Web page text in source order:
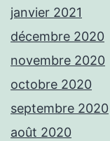
janvier 2021
décembre 2020
novembre 2020
octobre 2020
septembre 2020
août 2020